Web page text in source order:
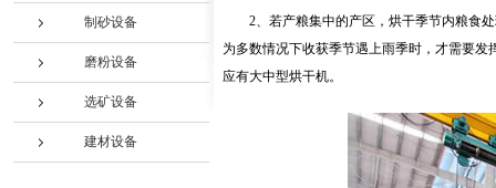
制砂设备
磨粉设备
选矿设备
建材设备
2、若产粮集中的产区，烘干季节内粮食
为多数情况下收获季节遇上雨季时，才需要
应有大中型烘干机。